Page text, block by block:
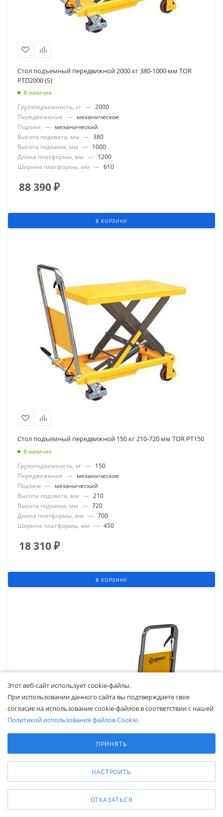
Стол подъемный передвижной 2000 кг 380-1000 мм TOR
PTD2000 (S)
В наличии
Грузоподъемность, кг — 2000
Передвижение — механическое
Подъем — механический
Высота подхвата, мм — 380
Высота подъема, мм — 1000
Длина платформы, мм — 1200
Ширина платформы, мм — 610
88 390₽
В КОРЗИНУ
Стол подъемный передвижной 150 кг 210-720 мм TOR PT150
В наличии
Грузоподъемность, кг — 150
Передвижение — механическое
Подъем — механический
Высота подхвата, мм — 210
Высота подъема, мм — 720
Длина платформы, мм — 700
Ширина платформы, мм — 450
18 310₽
В КОРЗИНУ
Гидравлический подъемный стол PTD 1500 (1500 кг;
1200х610 мм; 1 м) СМАРТЛИФТ (SMARTLIFT)
Этот веб-сайт использует cookie-файлы.
При использовании данного сайта вы подтверждаете свое
согласие на использование cookie-файлов в соответствии с нашей
Политикой использования файлов Cookie.
Аналитические/Функциональные
ПРИНЯТЬ
НАСТРОИТЬ
ОТКАЗАТЬСЯ